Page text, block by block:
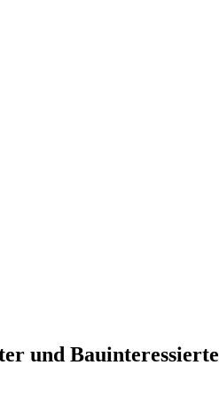
und Bauinteressierte